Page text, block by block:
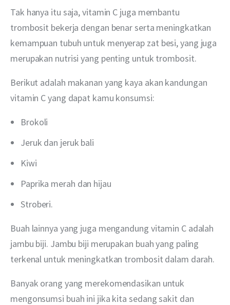
Tak hanya itu saja, vitamin C juga membantu
trombosit bekerja dengan benar serta meningkatkan
kemampuan tubuh untuk menyerap zat besi, yang juga
merupakan nutrisi yang penting untuk trombosit.
Berikut adalah makanan yang kaya akan kandungan
vitamin C yang dapat kamu konsumsi:
Brokoli
Jeruk dan jeruk bali
Kiwi
Paprika merah dan hijau
Stroberi.
Buah lainnya yang juga mengandung vitamin C adalah
jambu biji. Jambu biji merupakan buah yang paling
terkenal untuk meningkatkan trombosit dalam darah.
Banyak orang yang merekomendasikan untuk
mengonsumsi buah ini jika kita sedang sakit dan